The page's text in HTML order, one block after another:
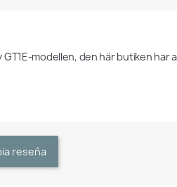
modellen, den här butiken har
reseña